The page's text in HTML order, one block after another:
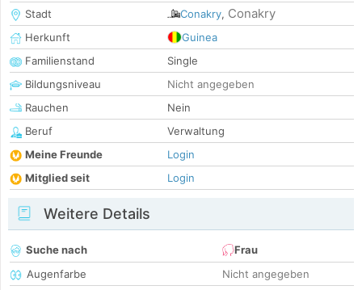
Stadt
Conakry, Conakry
Herkunft
Guinea
Familienstand
Single
Bildungsniveau
Nicht angegeben
Rauchen
Nein
Beruf
Verwaltung
Meine Freunde
Login
Mitglied seit
Login
Weitere Details
Suche nach
Frau
Augenfarbe
Nicht angegeben